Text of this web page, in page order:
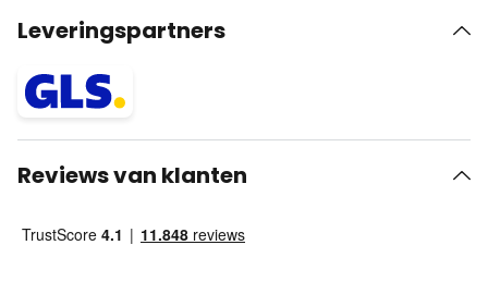
Leveringspartners
Reviews van klanten